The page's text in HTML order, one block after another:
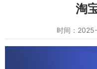
淘
时间：